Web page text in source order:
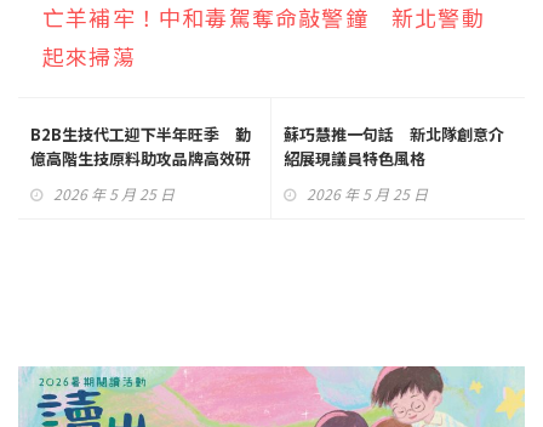
亡羊補牢！中和毒駕奪命敲警鐘 新北警動
起來掃蕩
B2B生技代工迎下半年旺季 勤
億高階生技原料助攻品牌高效研
2026 年 5 月 25 日
蘇巧慧推一句話 新北隊創意介
紹展現議員特色風格
2026 年 5 月 25 日